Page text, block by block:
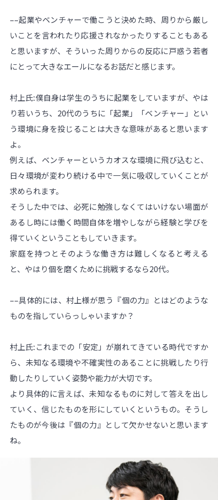
––起業やベンチャーで働こうと決めた時、周りから厳し
いことを言われたり応援されなかったりすることもある
と思いますが、そういった周りからの反応に戸惑う若者
にとって大きなエールになるお話だと感じます。
村上氏:僕自身は学生のうちに起業をしていますが、やは
り若いうち、20代のうちに「起業」「ベンチャー」とい
う環境に身を投じることは大きな意味があると思います
よ。
例えば、ベンチャーというカオスな環境に飛び込むと、
日々環境が変わり続ける中で一気に吸収していくことが
求められます。
そうした中では、必死に勉強しなくてはいけない場面が
あるし時には働く時間自体を増やしながら経験と学びを
得ていくということもしていきます。
家庭を持つとそのような働き方は難しくなると考える
と、やはり個を磨くために挑戦するなら20代。
––具体的には、村上様が思う『個の力』とはどのような
ものを指していらっしゃいますか？
村上氏:これまでの「安定」が崩れてきている時代ですか
ら、未知なる環境や不確実性のあることに挑戦したり行
動したりしていく姿勢や能力が大切です。
より具体的に言えば、未知なるものに対して答えを出し
ていく、信じたものを形にしていくというもの。そうし
たものが今後は『個の力』として欠かせないと思います
ね。